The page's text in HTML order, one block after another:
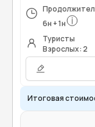
6н +1н
Туристы
Взрослых: 2
Итоговая